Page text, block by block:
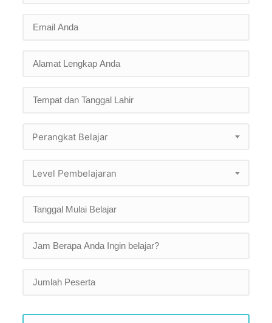
Perangkat Belajar
Level Pembelajaran